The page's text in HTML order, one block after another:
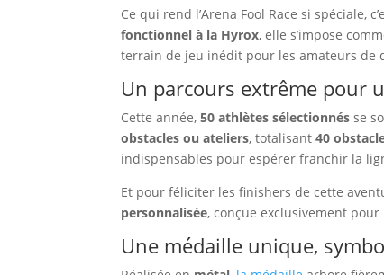
Ce qui rend l’Arena Fool Race si spéciale,
fonctionnel à la Hyrox, elle s’impose
terrain de jeu inédit pour les amateurs de
Un parcours extrême pour
Cette année,50 athlètes sélectionnés se
obstacles ou ateliers, totalisant40
indispensables pour espérer franchir la
Et pour féliciter les finishers de cette
personnalisée, conçue exclusivement pour
Une médaille unique,